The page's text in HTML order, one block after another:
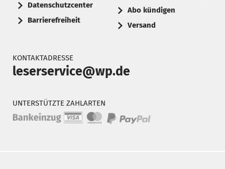
Datenschutzcenter
Barrierefreiheit
Abo kündigen
Versand
KONTAKTADRESSE
leserservice@wp.de
UNTERSTÜTZTE ZAHLARTEN